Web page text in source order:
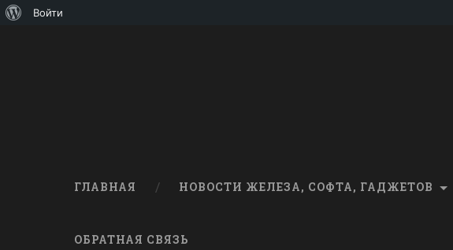
ГЛАВНАЯ НОВОСТИ ЖЕЛЕЗА, СОФТА, ГАДЖЕТОВ
ОБРАТНАЯ СВЯЗЬ
Войти